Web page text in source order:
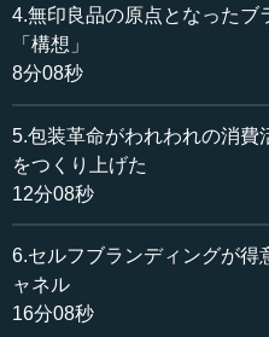
です。
商品の名前がブランドだと
るかという議論において、こ
ブランドをより良くするた
う、より格好の良いシンボル
ないからです。この定義の
確かに昔のマーケティング
とは名前やシンボルなのだか
4.無印良品の原点となったブ
「構想」
8分08秒
5.包装革命がわれわれの消費
をつくり上げた
12分08秒
6.セルフブランディングが得
ャネル
16分08秒